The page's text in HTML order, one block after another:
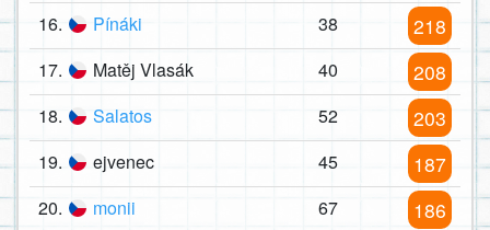
16. Pínáki 38 218
17. Matěj Vlasák 40 208
18. Salatos 52 203
19. ejvenec 45 187
20. monii 67 186